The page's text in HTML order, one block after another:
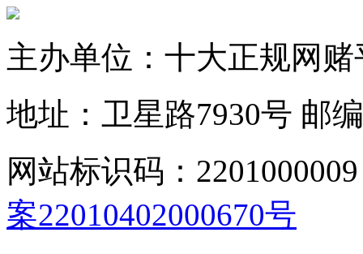
主办单位：十大正规网赌
地址：卫星路7930号 邮
网站标识码：2201000009
案22010402000670号